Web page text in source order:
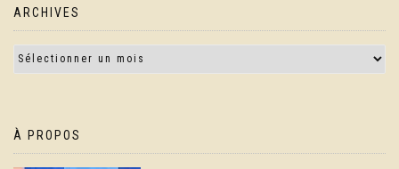
ARCHIVES
À PROPOS